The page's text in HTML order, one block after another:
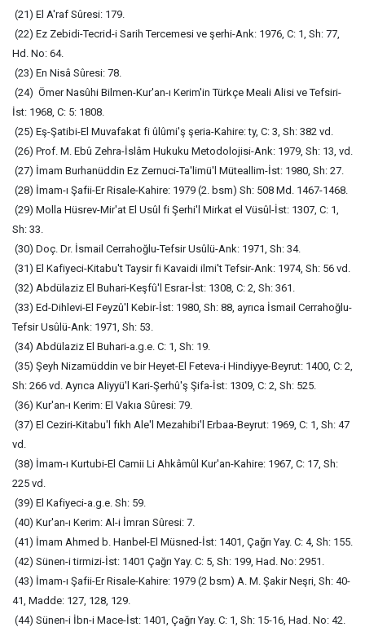
(21) El A'raf Sûresi: 179.
(22) Ez Zebidi-Tecrid-i Sarih Tercemesi ve şerhi-Ank: 1976, C: 1, Sh: 77,
Hd. No: 64.
(23) En Nisâ Sûresi: 78.
(24) Ömer Nasûhi Bilmen-Kur'an-ı Kerim'in Türkçe Meali Alisi ve Tefsiri-
İst: 1968, C: 5: 1808.
(25) Eş-Şatibi-El Muvafakat fi ûlûmi'ş şeria-Kahire: ty, C: 3, Sh: 382 vd.
(26) Prof. M. Ebû Zehra-İslâm Hukuku Metodolojisi-Ank: 1979, Sh: 13, vd.
(27) İmam Burhanüddin Ez Zernuci-Ta'limü'l Müteallim-İst: 1980, Sh: 27.
(28) İmam-ı Şafii-Er Risale-Kahire: 1979 (2. bsm) Sh: 508 Md. 1467-1468.
(29) Molla Hüsrev-Mir'at El Usûl fi Şerhi'l Mirkat el Vüsûl-İst: 1307, C: 1,
Sh: 33.
(30) Doç. Dr. İsmail Cerrahoğlu-Tefsir Usûlü-Ank: 1971, Sh: 34.
(31) El Kafiyeci-Kitabu't Taysir fi Kavaidi ilmi't Tefsir-Ank: 1974, Sh: 56 vd.
(32) Abdülaziz El Buhari-Keşfû'l Esrar-İst: 1308, C: 2, Sh: 361.
(33) Ed-Dihlevi-El Feyzû'l Kebir-İst: 1980, Sh: 88, ayrıca İsmail Cerrahoğlu-
Tefsir Usûlü-Ank: 1971, Sh: 53.
(34) Abdülaziz El Buhari-a.g.e. C: 1, Sh: 19.
(35) Şeyh Nizamüddin ve bir Heyet-El Feteva-i Hindiyye-Beyrut: 1400, C: 2,
Sh: 266 vd. Ayrıca Aliyyü'l Kari-Şerhû'ş Şifa-İst: 1309, C: 2, Sh: 525.
(36) Kur'an-ı Kerim: El Vakıa Sûresi: 79.
(37) El Ceziri-Kitabu'l fıkh Ale'l Mezahibi'l Erbaa-Beyrut: 1969, C: 1, Sh: 47
vd.
(38) İmam-ı Kurtubi-El Camii Li Ahkâmûl Kur'an-Kahire: 1967, C: 17, Sh:
225 vd.
(39) El Kafiyeci-a.g.e. Sh: 59.
(40) Kur'an-ı Kerim: Al-i İmran Sûresi: 7.
(41) İmam Ahmed b. Hanbel-El Müsned-İst: 1401, Çağrı Yay. C: 4, Sh: 155.
(42) Sünen-i tirmizi-İst: 1401 Çağrı Yay. C: 5, Sh: 199, Had. No: 2951.
(43) İmam-ı Şafii-Er Risale-Kahire: 1979 (2 bsm) A. M. Şakir Neşri, Sh: 40-
41, Madde: 127, 128, 129.
(44) Sünen-i İbn-i Mace-İst: 1401, Çağrı Yay. C: 1, Sh: 15-16, Had. No: 42.